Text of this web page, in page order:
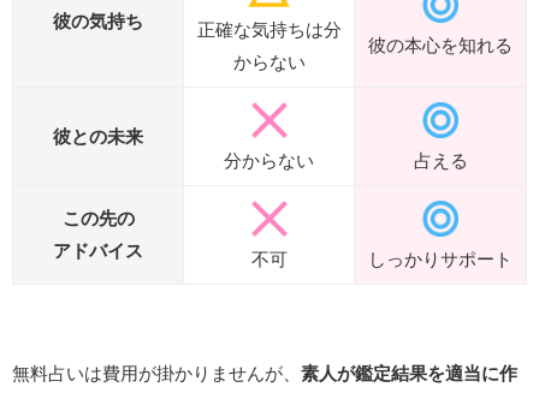
彼の気持ち
正確な気持ちは分
からない
彼の本心を知れる
彼との未来
分からない
占える
この先の
アドバイス
不可 しっかりサポート
無料占いは費用が掛かりませんが、 素人が鑑定結果を適当に作